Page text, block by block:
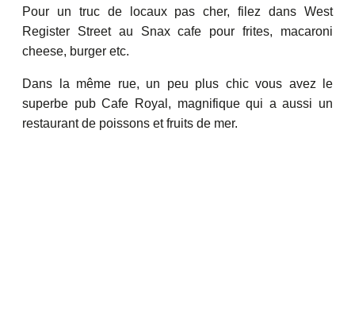
Pour un truc de locaux pas cher, filez dans West
Register Street au Snax cafe pour frites, macaroni
cheese, burger etc.
Dans la même rue, un peu plus chic vous avez le
superbe pub Cafe Royal, magnifique qui a aussi un
restaurant de poissons et fruits de mer.